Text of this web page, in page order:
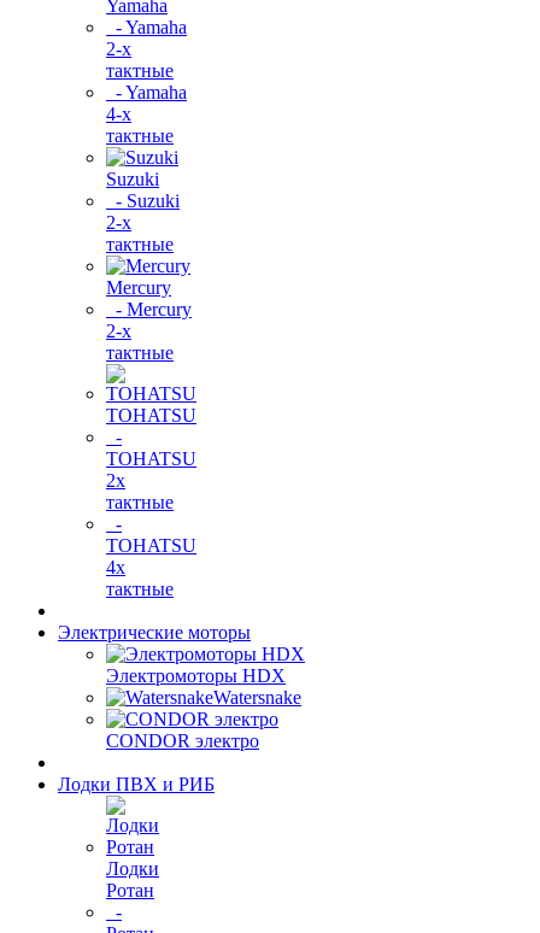
Yamaha
- Yamaha
2-х
тактные
- Yamaha
4-х
тактные
Suzuki
- Suzuki
2-х
тактные
Mercury
- Mercury
2-х
тактные
TOHATSU
-
TOHATSU
2х
тактные
-
TOHATSU
4х
тактные
Электрические моторы
Электромоторы HDX
Watersnake
CONDOR электро
Лодки ПВХ и РИБ
Лодки
Ротан
-